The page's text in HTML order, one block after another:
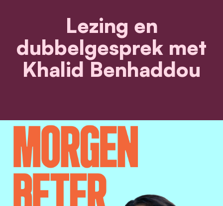
Lezing en
dubbelgesprek met
Khalid Benhaddou